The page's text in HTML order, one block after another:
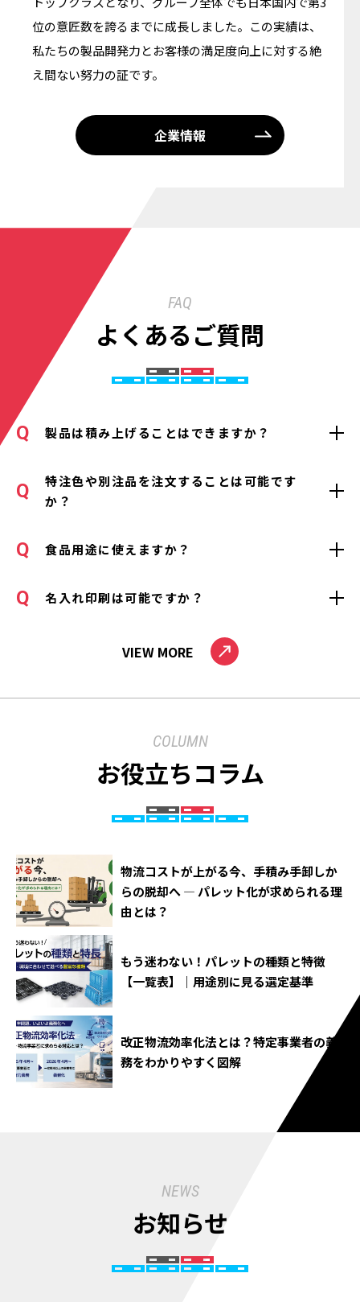
位の意匠数を誇るまでに成長しました。この実績は、
私たちの製品開発力とお客様の満足度向上に対する絶
え間ない努力の証です。
企業情報
FAQ
よくあるご質問
製品は積み上げることはできますか？
特注色や別注品を注文することは可能です
か？
食品用途に使えますか？
名入れ印刷は可能ですか？
VIEW MORE
COLUMN
お役立ちコラム
物流コストが上がる今、手積み手卸しか
らの脱却へ ― パレット化が求められる理
由とは？
もう迷わない！パレットの種類と特徴
【一覧表】｜用途別に見る選定基準
改正物流効率化法とは？特定事業者の義
務をわかりやすく図解
NEWS
お知らせ